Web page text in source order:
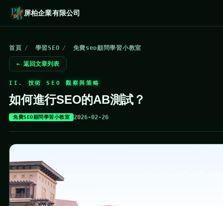
屏柏企業有限公司
首頁 / 學習SEO / 免費seo顧問學習小教室
← 返回文章列表
II. 技術 SEO 觀察與策略
如何進行SEO的AB測試？
免費SEO顧問學習小教室 2026-02-26